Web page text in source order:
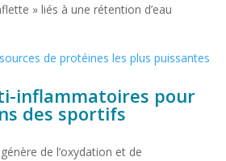
» liés à une rétention d’eau
de protéines les plus puissantes
inflammatoires pour
des sportifs
de l’oxydation et de